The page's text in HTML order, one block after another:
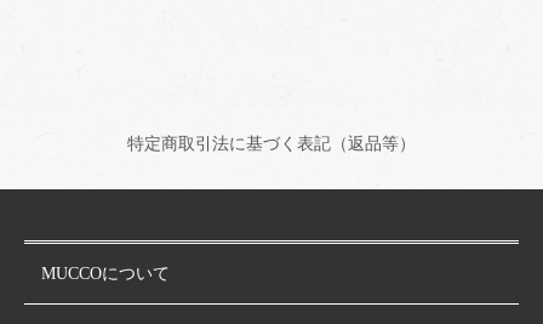
特定商取引法に基づく表記（返品等）
MUCCOについて